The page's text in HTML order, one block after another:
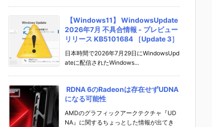
【Windows11】 WindowsUpdate
2026年7月 不具合情報 - プレビュー
リリース KB5101684 ［Update 3］
日本時間で2026年7月29日にWindowsUpd
ateに配信されたWindows...
RDNA 6のRadeonは存在せずUDNA
になる可能性
AMDのグラフィックアークテクチャ『UD
NA』に関するちょっとした情報が出てき